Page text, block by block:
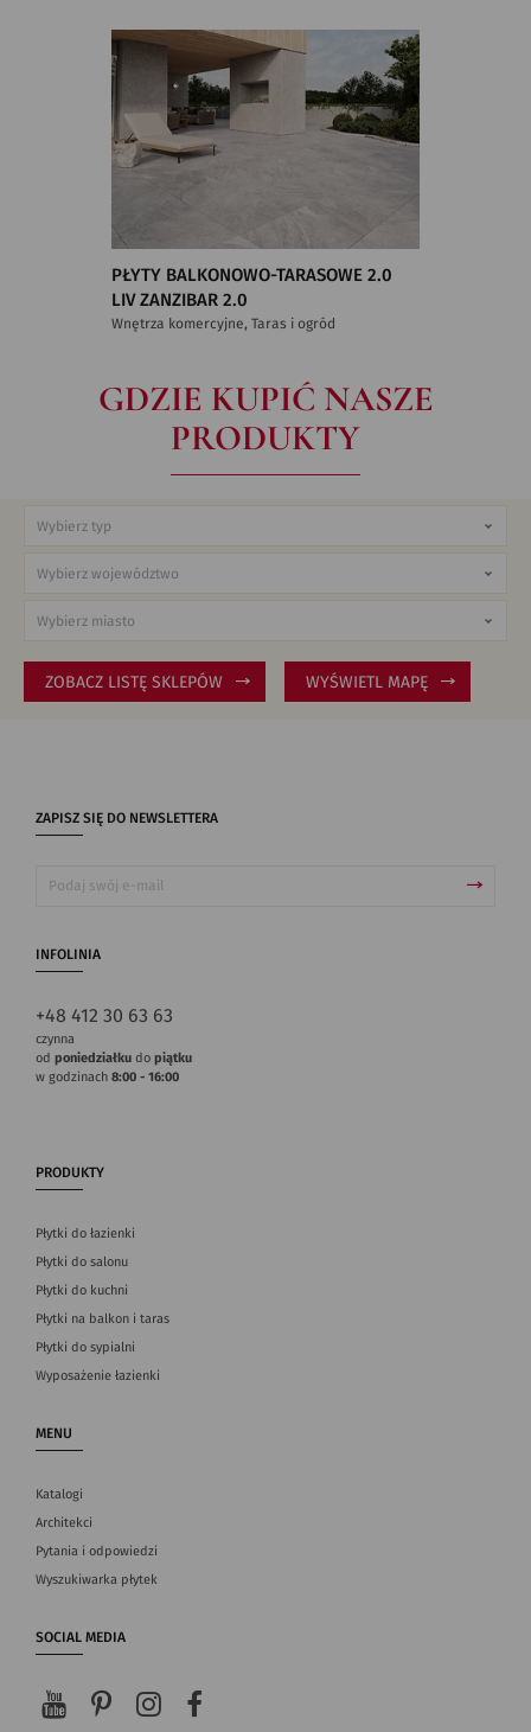
PŁYTY BALKONOWO-TARASOWE 2.0
LIV ZANZIBAR 2.0
Wnętrza komercyjne, Taras i ogród
GDZIE KUPIĆ NASZE
PRODUKTY
ZOBACZ LISTĘ SKLEPÓW WYŚWIETL MAPĘ
ZAPISZ SIĘ DO NEWSLETTERA
INFOLINIA
+48 412 30 63 63
czynna
od poniedziałku do piątku
w godzinach 8:00 - 16:00
PRODUKTY
Płytki do łazienki
Płytki do salonu
Płytki do kuchni
Płytki na balkon i taras
Płytki do sypialni
Wyposażenie łazienki
MENU
Katalogi
Architekci
Pytania i odpowiedzi
Wyszukiwarka płytek
SOCIAL MEDIA